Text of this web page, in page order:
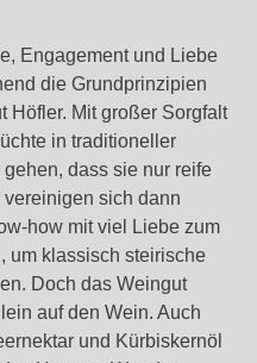
Engagement und Liebe
die Grundprinzipien
Höfler. Mit großer Sorgfalt
in traditioneller
dass sie nur reife
sich dann
how mit viel Liebe zum
um klassisch steirische
Doch das Weingut
auf den Wein. Auch
und Kürbiskernöl